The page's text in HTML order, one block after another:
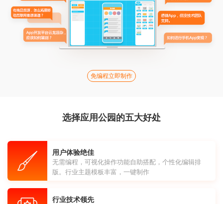
免编程立即制作
选择应用公园的五大好处
用户体验绝佳
无需编程，可视化操作功能自助搭配，个性化编辑排
版。行业主题模板丰富，一键制作
行业技术领先